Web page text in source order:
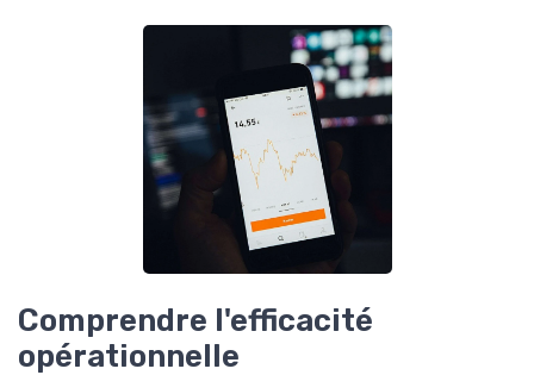
Comprendre l'efficacité
opérationnelle